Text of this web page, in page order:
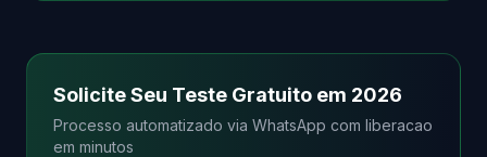
Solicite Seu Teste Gratuito em 2026
Processo automatizado via WhatsApp com liberacao
em minutos